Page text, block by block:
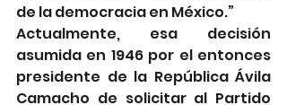
de la democracia en México.”
Actualmente, esa decisión
asumida en 1946 por el entonces
presidente de la República Ávila
Camacho de solicitar al Partido